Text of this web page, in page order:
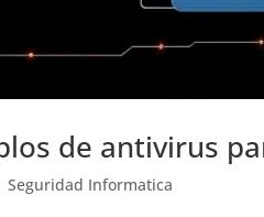
de antivirus
Seguridad Informatica